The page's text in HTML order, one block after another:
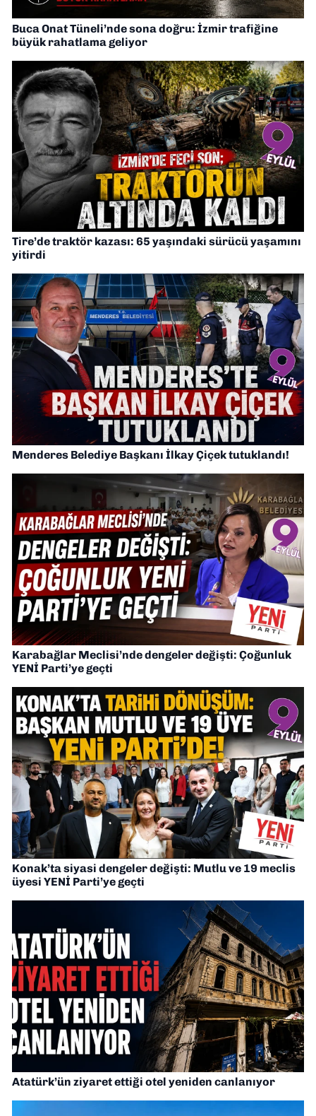
Buca Onat Tüneli’nde sona doğru: İzmir trafiğine
büyük rahatlama geliyor
Tire’de traktör kazası: 65 yaşındaki sürücü yaşamını
yitirdi
Menderes Belediye Başkanı İlkay Çiçek tutuklandı!
Karabağlar Meclisi’nde dengeler değişti: Çoğunluk
YENİ Parti’ye geçti
Konak’ta siyasi dengeler değişti: Mutlu ve 19 meclis
üyesi YENİ Parti’ye geçti
Atatürk’ün ziyaret ettiği otel yeniden canlanıyor